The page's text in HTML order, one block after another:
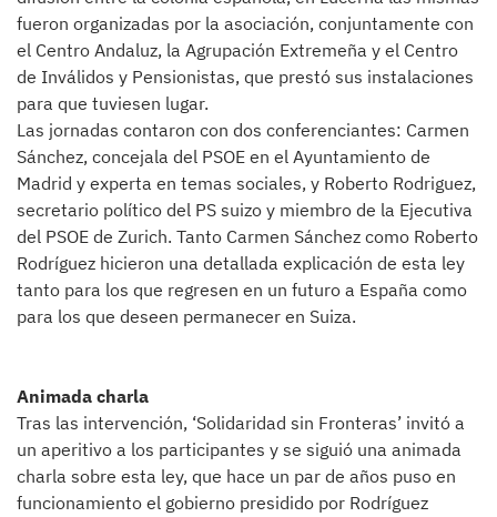
fueron organizadas por la asociación, conjuntamente con
el Centro Andaluz, la Agrupación Extremeña y el Centro
de Inválidos y Pensionistas, que prestó sus instalaciones
para que tuviesen lugar.
Las jornadas contaron con dos conferenciantes: Carmen
Sánchez, concejala del PSOE en el Ayuntamiento de
Madrid y experta en temas sociales, y Roberto Rodriguez,
secretario político del PS suizo y miembro de la Ejecutiva
del PSOE de Zurich. Tanto Carmen Sánchez como Roberto
Rodríguez hicieron una detallada explicación de esta ley
tanto para los que regresen en un futuro a España como
para los que deseen permanecer en Suiza.
Animada charla
Tras las intervención, ‘Solidaridad sin Fronteras’ invitó a
un aperitivo a los participantes y se siguió una animada
charla sobre esta ley, que hace un par de años puso en
funcionamiento el gobierno presidido por Rodríguez